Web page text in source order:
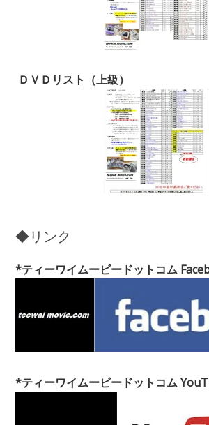
ＤＶＤリスト（上級）
◆リンク
*ティーワイムービードットコム
*ティーワイムービードットコム